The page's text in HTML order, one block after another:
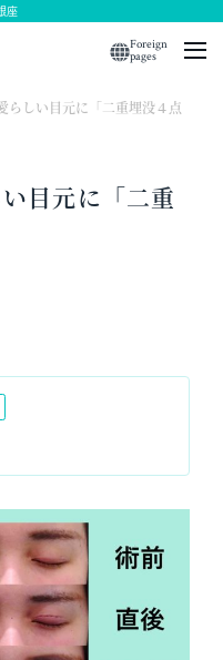
座
Foreign
pages
らしい目元に「二重埋没４点
目元に「二重